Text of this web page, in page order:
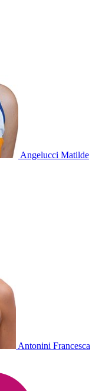
Angelucci Matilde
Antonini Francesca